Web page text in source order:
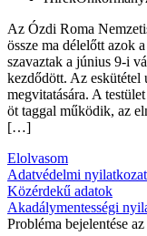
Az Ózdi Roma
össze ma délelőtt azok
szavaztak a június 9-i
kezdődött. Az eskütétel
megvitatására. A
öt taggal működik, az
[…]
Elolvasom
Adatvédelmi nyilatkozat
Közérdekű adatok
Akadálymentességi
Probléma bejelentése